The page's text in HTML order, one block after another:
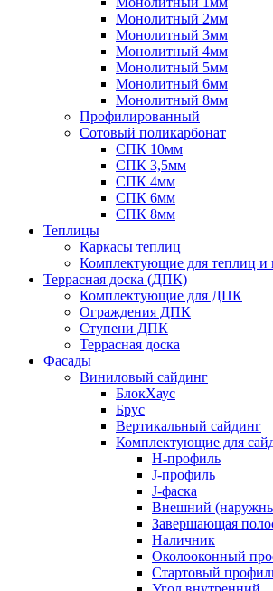
Монолитный 2мм
Монолитный 3мм
Монолитный 4мм
Монолитный 5мм
Монолитный 6мм
Монолитный 8мм
Профилированный
Сотовый поликарбонат
СПК 10мм
СПК 3,5мм
СПК 4мм
СПК 6мм
СПК 8мм
Теплицы
Каркасы теплиц
Комплектующие для теплиц и
Террасная доска (ДПК)
Комплектующие для ДПК
Ограждения ДПК
Ступени ДПК
Террасная доска
Фасады
Виниловый сайдинг
БлокХаус
Брус
Вертикальный сайдинг
Комплектующие для
H-профиль
J-профиль
J-фаска
Внешний
Завершающая
Наличник
Околооконный
Стартовый